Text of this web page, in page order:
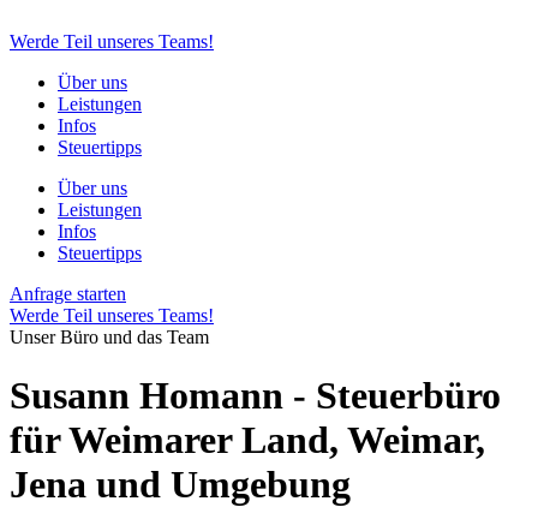
Werde Teil unseres Teams!
Über uns
Leistungen
Infos
Steuertipps
Über uns
Leistungen
Infos
Steuertipps
Anfrage starten
Werde Teil unseres Teams!
Unser Büro und das Team
Susann Homann - Steuerbüro
für Weimarer Land, Weimar,
Jena und Umgebung